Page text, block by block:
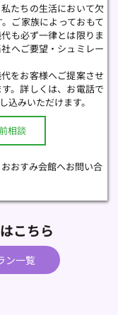
たちの生活において欠
ご家族によっておもて
も必ず一律とは限りま
へご要望・シュミレー
をお客様へご提案させ
。詳しくは、お電話で
込みいただけます。
相談
おすみ会館へお問い合
こちら
ン一覧